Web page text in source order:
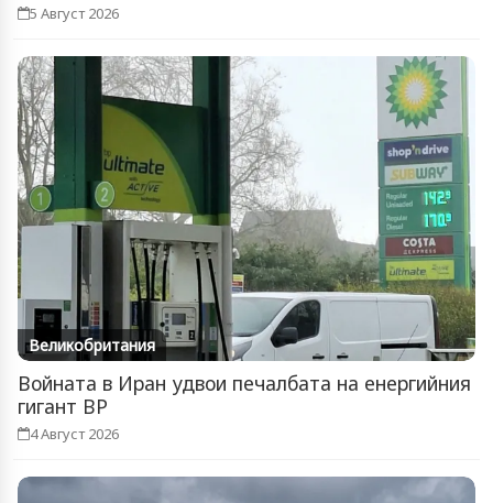
5 Август 2026
Великобритания
Войната в Иран удвои печалбата на енергийния
гигант BP
4 Август 2026